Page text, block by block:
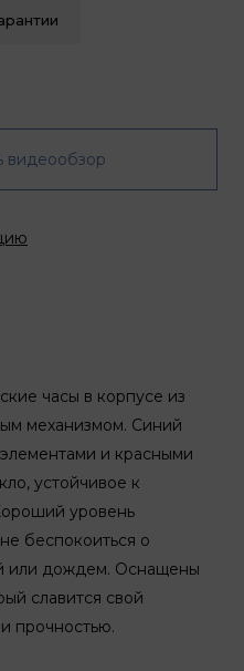
видеообзор
часы в корпусе из
механизмом. Синий
и красными
устойчивое к
уровень
беспокоиться о
или дождем. Оснащены
славится свой
прочностью.